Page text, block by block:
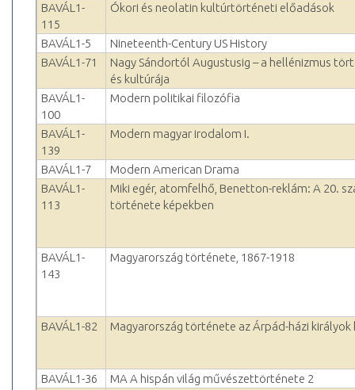
BAVÁL1-
115
Ókori és neolatin kultúrtörténeti előadások
BAVÁL1-5
Nineteenth-Century US History
BAVÁL1-71
Nagy Sándortól Augustusig – a hellénizmus
és kultúrája
BAVÁL1-
100
Modern politikai filozófia
BAVÁL1-
139
Modern magyar irodalom I.
BAVÁL1-7
Modern American Drama
BAVÁL1-
113
Miki egér, atomfelhő, Benetton-reklám: A 20.
története képekben
BAVÁL1-
143
Magyarország története, 1867-1918
BAVÁL1-82 Magyarország története az Árpád-házi királyok
BAVÁL1-36
MA A hispán világ művészettörténete 2